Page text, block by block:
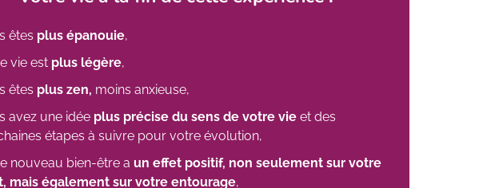
êtes plus épanouie,
vie est plus légère,
êtes plus zen, moins anxieuse,
avez une idée plus précise du sens de votre vieet des
étapes à suivre pour votre évolution,
nouveau bien-être a un effet positif, non seulement sur votre
mais également sur votre entourage,